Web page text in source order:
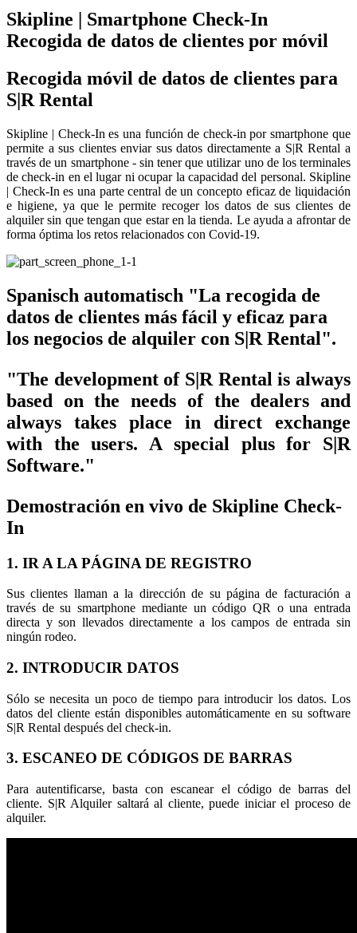
Skipline | Smartphone Check-In
Recogida de datos de clientes por móvil
Recogida móvil de datos de clientes para
S|R Rental
Skipline | Check-In es una función de check-in por smartphone que
permite a sus clientes enviar sus datos directamente a S|R Rental a
través de un smartphone - sin tener que utilizar uno de los terminales
de check-in en el lugar ni ocupar la capacidad del personal. Skipline
| Check-In es una parte central de un concepto eficaz de liquidación
e higiene, ya que le permite recoger los datos de sus clientes de
alquiler sin que tengan que estar en la tienda. Le ayuda a afrontar de
forma óptima los retos relacionados con Covid-19.
Spanisch automatisch "La recogida de
datos de clientes más fácil y eficaz para
los negocios de alquiler con S|R Rental".
"The development of S|R Rental is always
based on the needs of the dealers and
always takes place in direct exchange
with the users. A special plus for S|R
Software."
Demostración en vivo de Skipline Check-
In
1. IR A LA PÁGINA DE REGISTRO
Sus clientes llaman a la dirección de su página de facturación a
través de su smartphone mediante un código QR o una entrada
directa y son llevados directamente a los campos de entrada sin
ningún rodeo.
2. INTRODUCIR DATOS
Sólo se necesita un poco de tiempo para introducir los datos. Los
datos del cliente están disponibles automáticamente en su software
S|R Rental después del check-in.
3. ESCANEO DE CÓDIGOS DE BARRAS
Para autentificarse, basta con escanear el código de barras del
cliente. S|R Alquiler saltará al cliente, puede iniciar el proceso de
alquiler.